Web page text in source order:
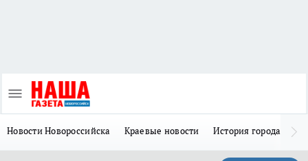
Новости Новороссийска Краевые новости История города Н